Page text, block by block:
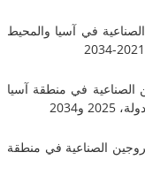
في آسيا والمحيط
في منطقة آسيا
في منطقة